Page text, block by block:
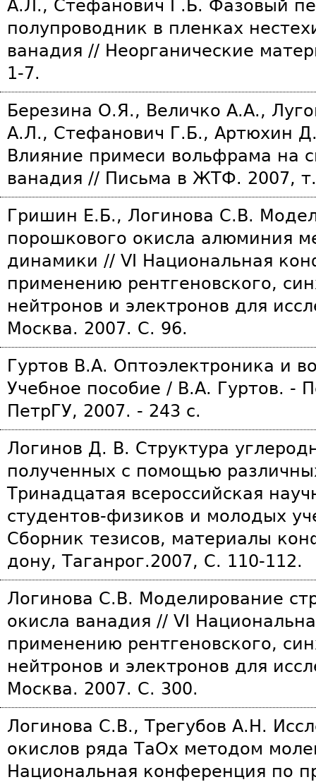
А.Л., Стефанович Г.Б. Фазовый
полупроводник в пленках
ванадия // Неорганические
1-7.
Березина О.Я., Величко А.А.,
А.Л., Стефанович Г.Б., Артюхин
Влияние примеси вольфрама на
ванадия // Письма в ЖТФ. 2007,
Гришин Е.Б., Логинова С.В.
порошкового окисла алюминия
динамики // VI Национальная
применению рентгеновского,
нейтронов и электронов для
Москва. 2007. С. 96.
Гуртов В.А. Оптоэлектроника и
Учебное пособие / В.А. Гуртов. -
ПетрГУ, 2007. - 243 с.
Логинов Д. В. Структура
полученных с помощью
Тринадцатая всероссийская
студентов-физиков и молодых
Сборник тезисов, материалы
дону, Таганрог.2007, С. 110-112.
Логинова С.В. Моделирование
окисла ванадия // VI
применению рентгеновского,
нейтронов и электронов для
Москва. 2007. С. 300.
Логинова С.В., Трегубов А.Н.
окислов ряда ТаОх методом
Национальная конференция по